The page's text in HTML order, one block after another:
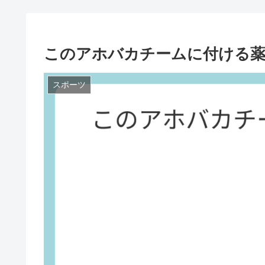
このアホバカチームに付ける
スポーツ